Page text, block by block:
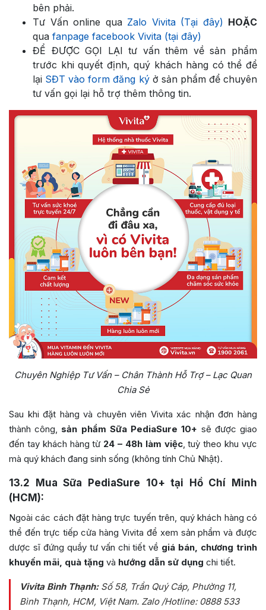
bên phải.
Tư Vấn online quaZalo Vivita (Tại đây) HOẶC
qua fanpage facebook Vivita (tại đây)
ĐỂ ĐƯỢC GỌI LẠI tư vấn thêm về sản phẩm
trước khi quyết định, quý khách hàng có thể để
lại SĐT vào form đăng kýở sản phẩm để chuyên
tư vấn gọi lại hỗ trợ thêm thông tin.
Chuyên Nghiệp Tư Vấn – Chân Thành Hỗ Trợ – Lạc Quan
Chia Sẻ
Sau khi đặt hàng và chuyên viên Vivita xác nhận đơn hàng
thành công, sản phẩm Sữa PediaSure 10+ sẽ được giao
đến tay khách hàng từ 24 – 48h làm việc, tuỳ theo khu vực
mà quý khách đang sinh sống (không tính Chủ Nhật).
13.2
Mua Sữa PediaSure 10+ tại Hồ Chí Minh
(HCM):
Ngoài các cách đặt hàng trực tuyến trên, quý khách hàng có
thể đến trực tiếp cửa hàng Vivita để xem sản phẩm và được
dược sĩ đứng quầy tư vấn chi tiết về giá bán, chương trình
khuyến mãi, quà tặng và hướng dẫn sử dụng chi tiết.
Vivita Bình Thạnh:Số 58, Trần Quý Cáp, Phường 11,
Bình Thạnh, HCM, Việt Nam. Zalo /Hotline: 0888 533